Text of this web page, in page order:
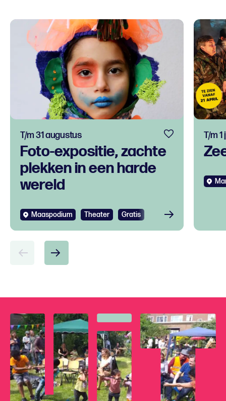
Foto-expositie, zachte
plekken in een harde
wereld
T/m 31 augustus
Maaspodium Theater Gratis
T/m
Bekijken